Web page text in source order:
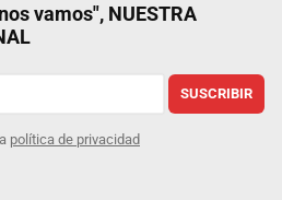
vamos", NUESTRA
SUSCRIBIR
política de privacidad